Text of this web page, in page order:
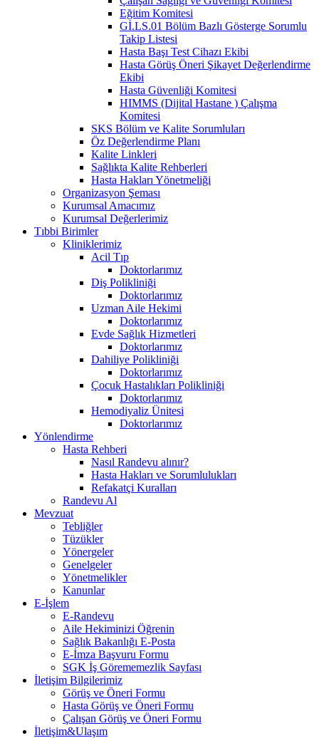
Eğitim Komitesi
Gİ.LS.01 Bölüm Bazlı Gösterge Sorumlu
Takip Listesi
Hasta Başı Test Cihazı Ekibi
Hasta Görüş Öneri Şikayet Değerlendirme
Ekibi
Hasta Güvenliği Komitesi
HIMMS (Dijital Hastane ) Çalışma
Komitesi
SKS Bölüm ve Kalite Sorumluları
Öz Değerlendirme Planı
Kalite Linkleri
Sağlıkta Kalite Rehberleri
Hasta Hakları Yönetmeliği
Organizasyon Şeması
Kurumsal Amacımız
Kurumsal Değerlerimiz
Tıbbi Birimler
Kliniklerimiz
Acil Tıp
Doktorlarımız
Diş Polikliniği
Doktorlarımız
Uzman Aile Hekimi
Doktorlarımız
Evde Sağlık Hizmetleri
Doktorlarımız
Dahiliye Polikliniği
Doktorlarımız
Çocuk Hastalıkları Polikliniği
Doktorlarımız
Hemodiyaliz Ünitesi
Doktorlarımız
Yönlendirme
Hasta Rehberi
Nasıl Randevu alınır?
Hasta Hakları ve Sorumlulukları
Refakatçi Kuralları
Randevu Al
Mevzuat
Tebliğler
Tüzükler
Yönergeler
Genelgeler
Yönetmelikler
Kanunlar
E-İşlem
E-Randevu
Aile Hekiminizi Öğrenin
Sağlık Bakanlığı E-Posta
E-İmza Başvuru Formu
SGK İş Görememezlik Sayfası
İletişim Bilgilerimiz
Görüş ve Öneri Formu
Hasta Görüş ve Öneri Formu
Çalışan Görüş ve Öneri Formu
İletişim&Ulaşım